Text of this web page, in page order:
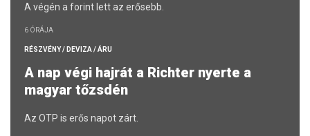
A végén a forint lett az erősebb.
6 ÓRÁJA
RÉSZVÉNY / DEVIZA / ÁRU
A nap végi hajrát a Richter nyerte a
magyar tőzsdén
Az OTP is erős napot zárt.